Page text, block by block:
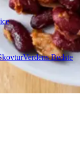
Verdens Bedste